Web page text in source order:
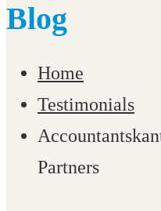
Blog
Home
Testimonials
Partners